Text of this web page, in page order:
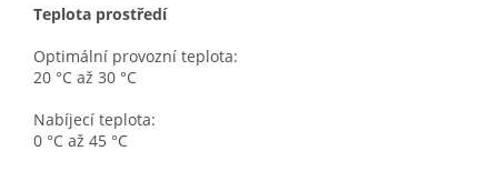
Teplota prostředí
Optimální provozní teplota:
20 °C až 30 °C
Nabíjecí teplota:
0 °C až 45 °C